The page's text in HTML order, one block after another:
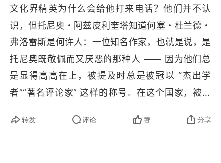
二十四
二十五
二十七
二十八
了他们自己独特的文化，跳着心爱的华尔兹，爱着
文化界精英为什么会给他打来电话？他们并不认
识，但托尼奥・阿兹皮利奎塔知道何塞・杜兰德・
弗洛雷斯是何许人：一位知名作家，也就是说，是
托尼奥既敬佩而又厌恶的那种人 —— 因为他们总
是显得高高在上，被提及时总是被冠以 “杰出学
者”“著名评论家” 这样的称号。在这个国家，被托
以轻而易举地获得那种美誉。迄今为止，那人都做
转发 评论 赞 分享